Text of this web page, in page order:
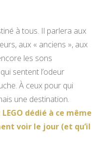
à tous. Il parlera aux
aux « anciens », aux
les sons
sentent l’odeur
À ceux pour qui
une destination.
dédié à ce même
voir le jour (et qu’il